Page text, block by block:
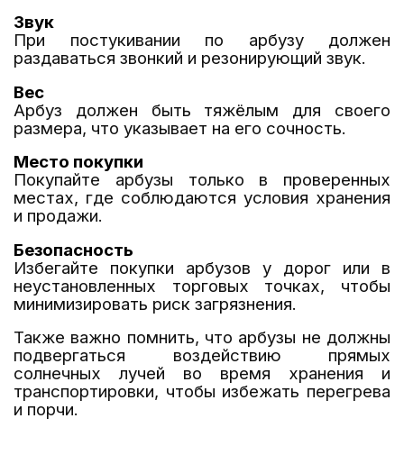
Звук
При постукивании по арбузу должен
раздаваться звонкий и резонирующий звук.
Вес
Арбуз должен быть тяжёлым для своего
размера, что указывает на его сочность.
Место покупки
Покупайте арбузы только в проверенных
местах, где соблюдаются условия хранения
и продажи.
Безопасность
Избегайте покупки арбузов у дорог или в
неустановленных торговых точках, чтобы
минимизировать риск загрязнения.
Также важно помнить, что арбузы не должны
подвергаться воздействию прямых
солнечных лучей во время хранения и
транспортировки, чтобы избежать перегрева
и порчи.